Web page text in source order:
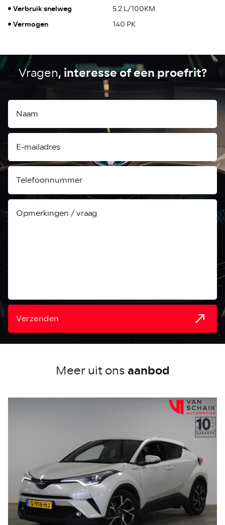
Verbruik snelweg 5.2 L/100KM
Vermogen 140 PK
Vragen, interesse of een proefrit?
Verzenden
Meer uit ons aanbod